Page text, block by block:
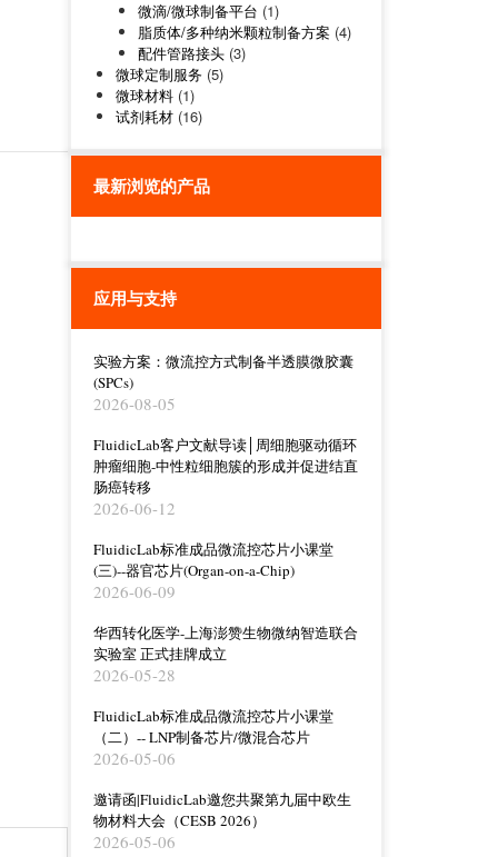
微滴/微球制备平台 (1)
脂质体/多种纳米颗粒制备方案 (4)
配件管路接头 (3)
微球定制服务 (5)
微球材料 (1)
试剂耗材 (16)
最新浏览的产品
应用与支持
实验方案：微流控方式制备半透膜微胶囊
(SPCs)
2026-08-05
FluidicLab客户文献导读│周细胞驱动循环
肿瘤细胞-中性粒细胞簇的形成并促进结直
肠癌转移
2026-06-12
FluidicLab标准成品微流控芯片小课堂
(三)--器官芯片(Organ-on-a-Chip)
2026-06-09
华西转化医学-上海澎赞生物微纳智造联合
实验室 正式挂牌成立
2026-05-28
FluidicLab标准成品微流控芯片小课堂
（二）-- LNP制备芯片/微混合芯片
2026-05-06
邀请函|FluidicLab邀您共聚第九届中欧生
物材料大会（CESB 2026）
2026-05-06